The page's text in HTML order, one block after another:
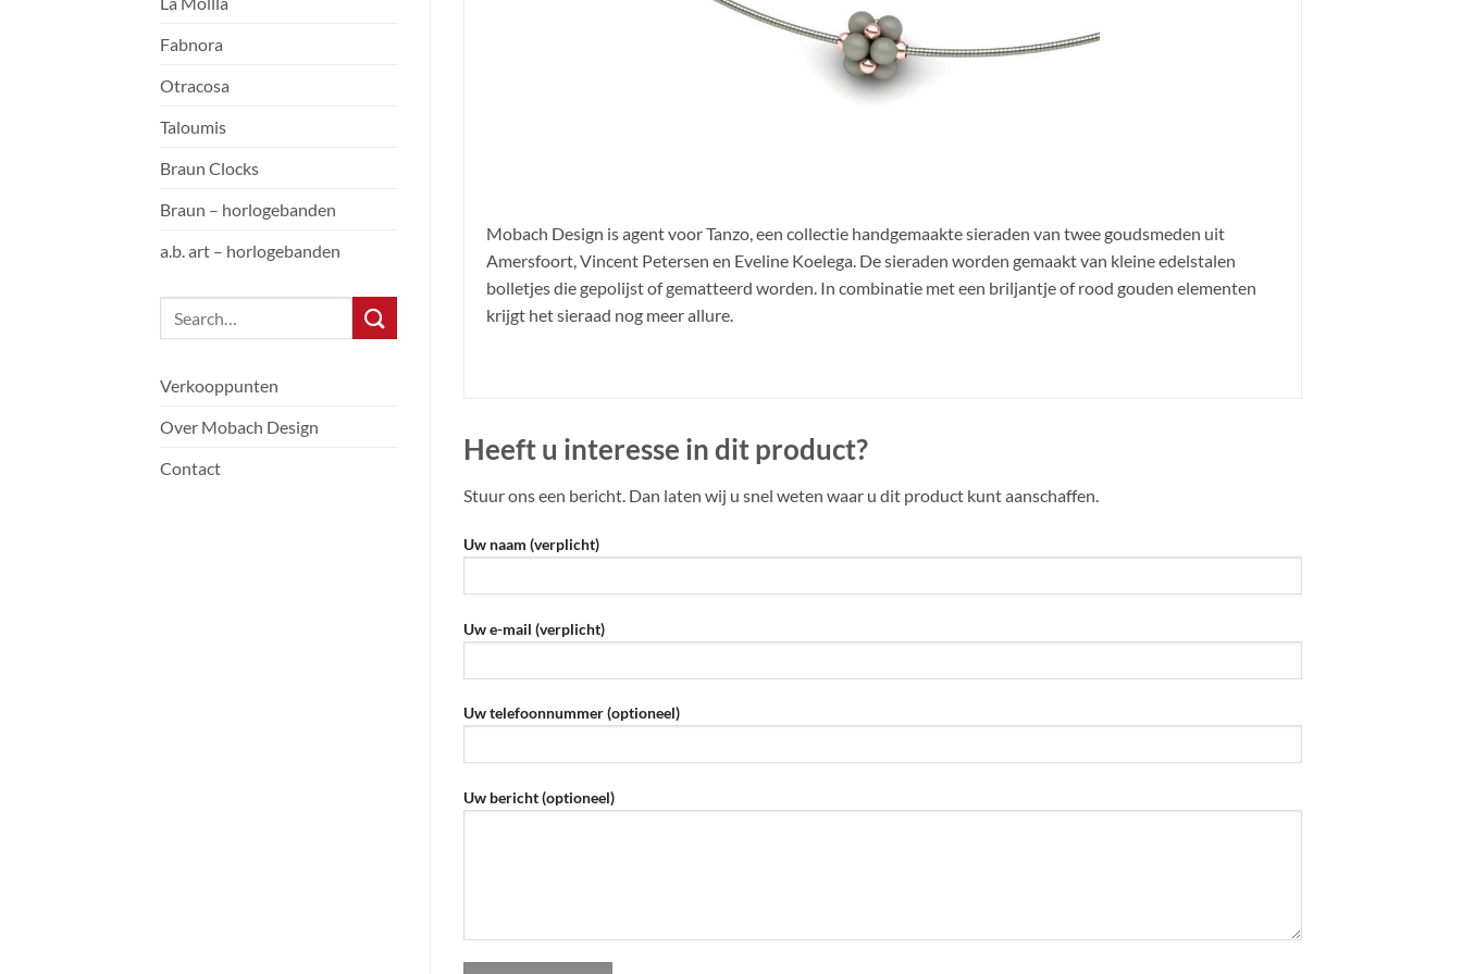
Fabnora
Otracosa
Taloumis
Braun Clocks
Braun – horlogebanden
a.b. art – horlogebanden
Verkooppunten
Over Mobach Design
Contact
Mobach Design is agent voor Tanzo, een collectie handgemaakte sieraden van twee goudsmeden uit
Amersfoort, Vincent Petersen en Eveline Koelega. De sieraden worden gemaakt van kleine edelstalen
bolletjes die gepolijst of gematteerd worden. In combinatie met een briljantje of rood gouden elementen
krijgt het sieraad nog meer allure.
Heeft u interesse in dit product?
Stuur ons een bericht. Dan laten wij u snel weten waar u dit product kunt aanschaffen.
Uw naam (verplicht)
Uw e-mail (verplicht)
Uw telefoonnummer (optioneel)
Gelieve dit veld leeg te laten.
Uw bericht (optioneel)